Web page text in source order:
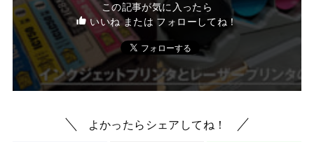
この記事が気に入ったら
いいね または フォローしてね！
よかったらシェアしてね！